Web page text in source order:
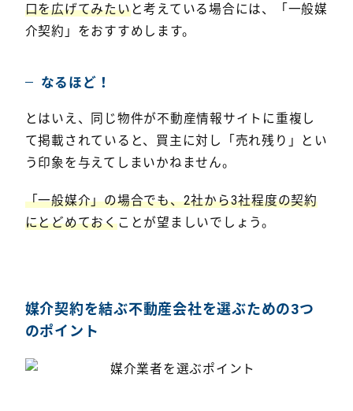
口を広げてみたいと考えている場合には、「一般媒
介契約」をおすすめします。
なるほど！
とはいえ、同じ物件が不動産情報サイトに重複し
て掲載されていると、買主に対し「売れ残り」とい
う印象を与えてしまいかねません。
「一般媒介」の場合でも、2社から3社程度の契約
にとどめておくことが望ましいでしょう。
媒介契約を結ぶ不動産会社を選ぶための3つ
のポイント